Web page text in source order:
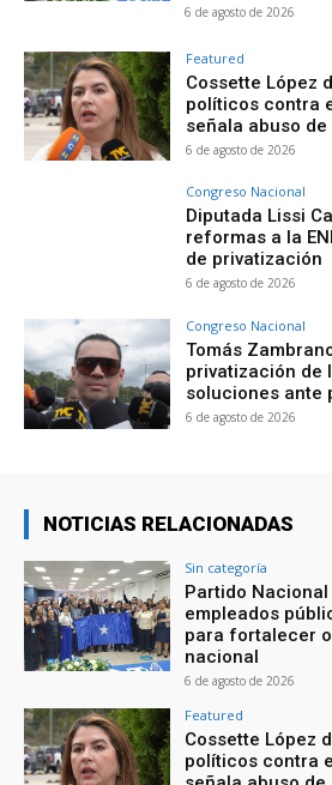
6 de agosto de 2026
Featured
Cossette López
políticos contra
señala abuso de
6 de agosto de 2026
Congreso Nacional
Diputada Lissi
reformas a la
de privatización
6 de agosto de 2026
Congreso Nacional
Tomás
privatización de
soluciones ante
6 de agosto de 2026
NOTICIAS RELACIONADAS
Sin categoría
Partido
empleados
para fortalecer
nacional
6 de agosto de 2026
Featured
Cossette López
políticos contra